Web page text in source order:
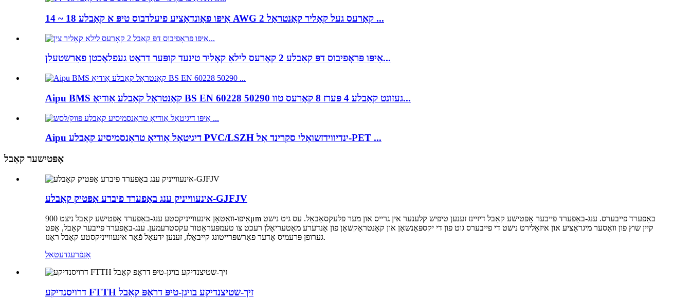
אַיפּו פאָונדאַציע פיעלדבוס טיפּ א קאַבלע 18 ~ 14 AWG 2 קאָרעס געל קאָליר קאָנטראָל ...
אַיפּו פּראָפיבוס דפּ קאַבלע 2 קאָרעס לילאַ קאָליר טינעד קופּער דראָט געפלאָכטן פאַרשטעלן...
Aipu BMS קאָנטראָל קאַבלע אַודיאָ BS EN 60228 50290 געזונט קאַבלע 4 פּערז 8 קאָרעס טוו...
Aipu דיגיטאַל אַודיאָ טראַנסמיסיע קאַבלע PVC/LSZH ינדיווידזשואַלי סקרינד אַל-PET ...
אָפּטישער קאַבל
אינעווייניק ענג באַפערד פיברע אָפּטיק קאַבלע-GJFJV
אַיפּו-וואַטאָן אינעווייניקסטע ענג-באַפערד אָפּטישע קאַבל ניצט 900μm באַפערד פייבערס. ענג-באַפערד פייבער אָפּטישע קאַבל דיזיינז זענען טיפּיש קלענער אין גרייס און מער פלעקסאַבאַל. עס גיט נישט
קיין שוץ פון וואַסער מיגראַציע און איזאָלירט נישט די פייבערס גוט פון די יקספּאַנשאַן און קאָנטראַקשאַן פון אַנדערע מאַטעריאַלן רעכט צו טעמפּעראַטור עקסטרעמען. ענג-באַפערד פייבער קאַבל, אָפט
גערופן פּרעמיס אָדער פאַרשפּרייטונג קייבאַלז, זענען ידעאַל פֿאַר אינעווייניקסטע קאַבל ראַנז.
אָנפֿרעגדעטאַל
דרויסנדיקע FTTH זיך-שטיצנדיקע בויגן-טיפּ דראָפּ קאַבל